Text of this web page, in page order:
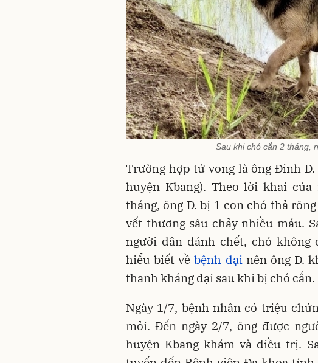
Sau khi chó cắn 2 tháng,
Trường hợp tử vong là ông Đinh
huyện Kbang). Theo lời khai
tháng, ông D. bị 1 con chó thả
vết thương sâu chảy nhiều máu.
người dân đánh chết, chó không
hiểu biết vềbệnh dại nên ông D.
thanh kháng dại sau khi bị chó cắn.
Ngày 1/7, bệnh nhân có triệu
mỏi. Đến ngày 2/7, ông được
huyện Kbang khám và điều trị.